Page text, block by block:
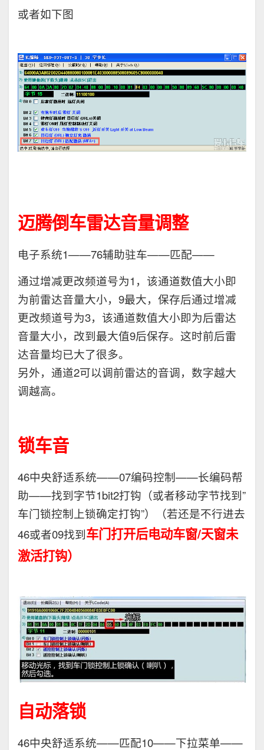
或者如下图
迈腾倒车雷达音量调整
电子系统1——76辅助驻车——匹配——
通过增减更改频道号为1，该通道数值大小即
为前雷达音量大小，9最大，保存后通过增减
更改频道号为3，该通道数值大小即为后雷达
音量大小，改到最大值9后保存。这时前后雷
达音量均已大了很多。
另外，通道2可以调前雷达的音调，数字越大
调越高。
锁车音
46中央舒适系统——07编码控制——长编码帮
助——找到字节1bit2打钩（或者移动字节找到”
车门锁控制上锁确定打钩”）（若还是不行进去
46或者09找到车门打开后电动车窗/天窗未
激活打钩）
自动落锁
46中央舒适系统——匹配10——下拉菜单——